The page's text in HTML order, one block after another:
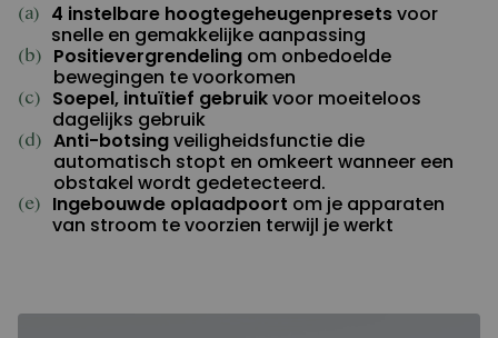
(a) 4 instelbare hoogtegeheugenpresetsvoor
snelle en gemakkelijke aanpassing
(b) Positievergrendeling om onbedoelde
bewegingen te voorkomen
(c) Soepel, intuïtief gebruikvoor moeiteloos
dagelijks gebruik
(d) Anti-botsingveiligheidsfunctie die
automatisch stopt en omkeert wanneer een
obstakel wordt gedetecteerd.
(e) Ingebouwde oplaadpoort om je apparaten
van stroom te voorzien terwijl je werkt